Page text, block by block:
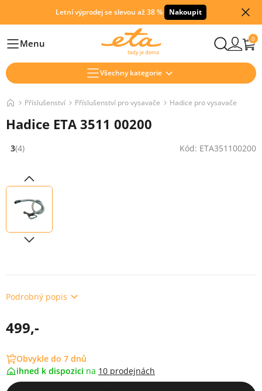
Letní výprodej se slevou až 38 % Nakoupit
HlavníMenu 0
Všechny kategorie
Příslušenství Příslušenství pro vysavače Hadice pro vysavače
Hadice ETA 3511 00200
Hodnocení: 3 z 5 (4 recenzí)
3(4) Kód: ETA351100200
Podrobný popis
499,-
Obvykle do 7 dnů
ihned k dispozici na 10 prodejnách